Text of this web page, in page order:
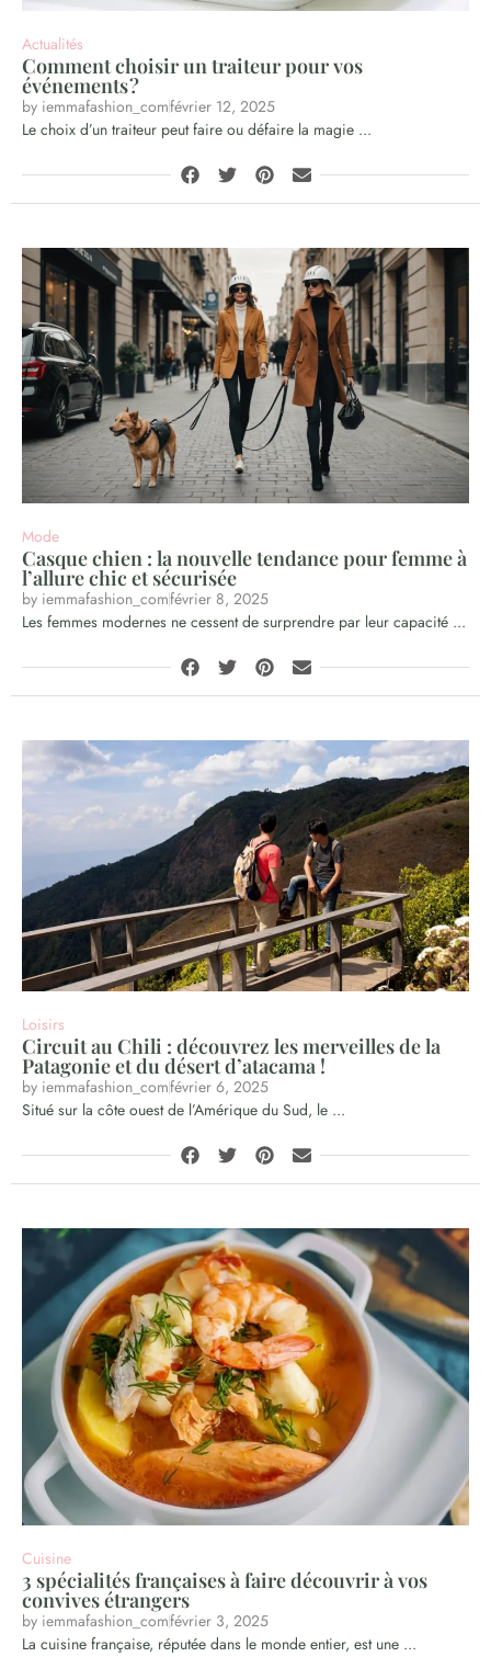
Actualités
Comment choisir un traiteur pour vos
événements ?
by iemmafashion_comfévrier 12, 2025
Le choix d’un traiteur peut faire ou défaire la magie ...
Mode
Casque chien : la nouvelle tendance pour femme à
l’allure chic et sécurisée
by iemmafashion_comfévrier 8, 2025
Les femmes modernes ne cessent de surprendre par leur capacité ...
Loisirs
Circuit au Chili : découvrez les merveilles de la
Patagonie et du désert d’atacama !
by iemmafashion_comfévrier 6, 2025
Situé sur la côte ouest de l’Amérique du Sud, le ...
Cuisine
3 spécialités françaises à faire découvrir à vos
convives étrangers
by iemmafashion_comfévrier 3, 2025
La cuisine française, réputée dans le monde entier, est une ...